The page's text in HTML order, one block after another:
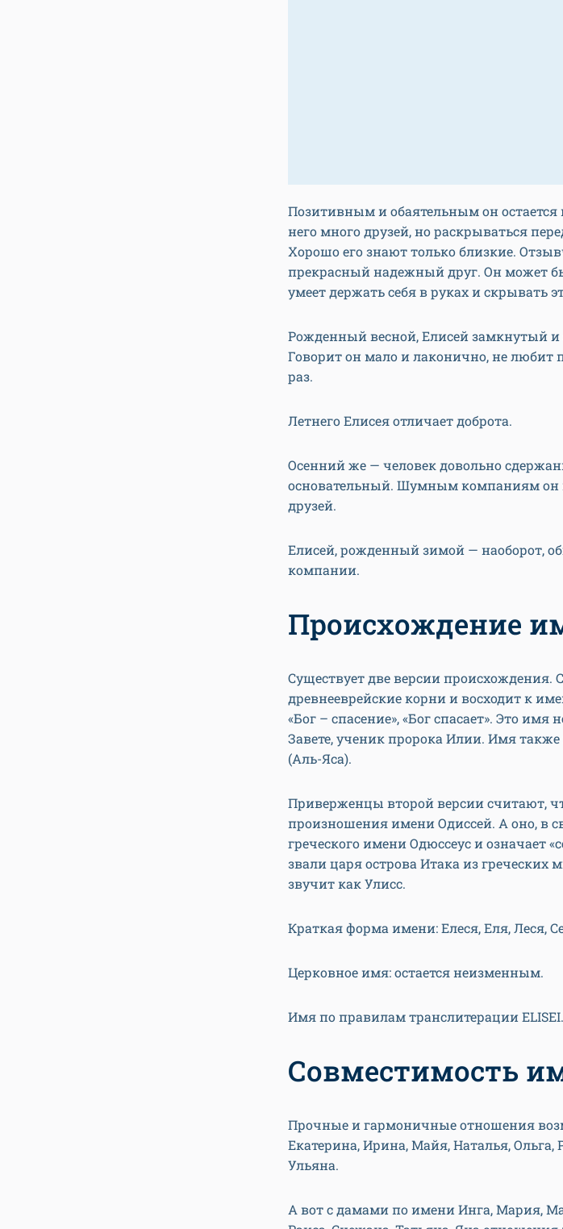
Позитивным и обаятельным он остается
него много друзей, но раскрываться
Хорошо его знают только близкие.
прекрасный надежный друг. Он может
умеет держать себя в руках и скрывать
Рожденный весной, Елисей замкнутый
Говорит он мало и лаконично, не любит
раз.
Летнего Елисея отличает доброта.
Осенний же — человек довольно
основательный. Шумным компаниям он
друзей.
Елисей, рожденный зимой — наоборот,
компании.
Происхождение
Существует две версии происхождения.
древнееврейские корни и восходит к
«Бог – спасение», «Бог спасает». Это
Завете, ученик пророка Илии. Имя
(Аль-Яса).
Приверженцы второй версии считают,
произношения имени Одиссей. А оно, в
греческого имени Одюссеус и означает
звали царя острова Итака из
звучит как Улисс.
Краткая форма имени: Елеся, Еля, Леся,
Церковное имя: остается неизменным.
Имя по правилам транслитерации ELISEI.
Совместимость
Прочные и гармоничные отношения
Екатерина, Ирина, Майя, Наталья, Ольга,
Ульяна.
А вот с дамами по имени Инга, Мария,